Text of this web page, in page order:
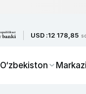
USD :12 178,85
O‘zbekiston